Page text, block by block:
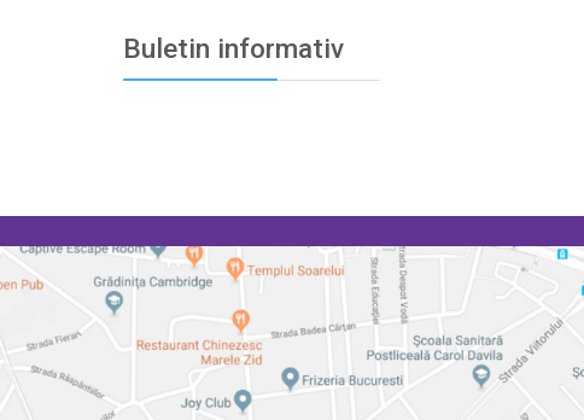
Buletin informativ